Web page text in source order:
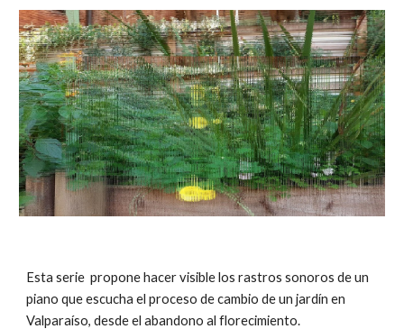
Esta serie propone hacer visible los rastros sonoros de un
piano que escucha el proceso de cambio de un jardín en
Valparaíso, desde el abandono al florecimiento.